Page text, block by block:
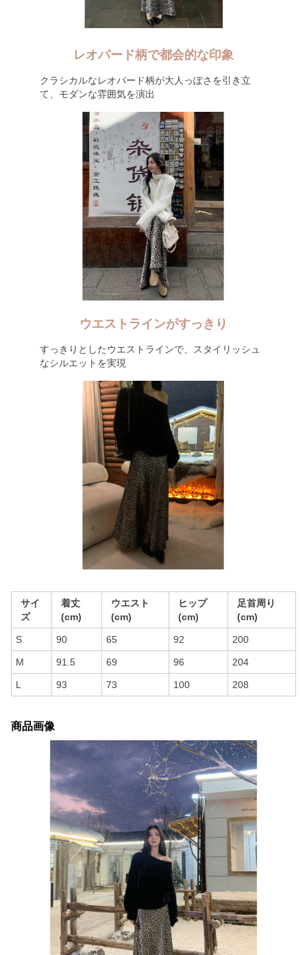
レオパード柄で都会的な印象
クラシカルなレオパード柄が大人っぽさを引き立
て、モダンな雰囲気を演出
ウエストラインがすっきり
すっきりとしたウエストラインで、スタイリッシュ
なシルエットを実現
サイ
ズ
着丈
(cm)
ウエスト
(cm)
ヒップ
(cm)
足首周り
(cm)
S 90 65 92 200
M 91.5 69 96 204
L 93 73 100 208
商品画像